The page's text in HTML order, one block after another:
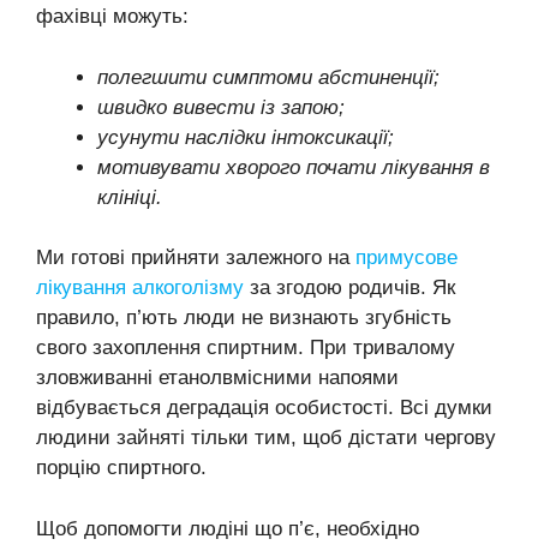
фахівці можуть:
полегшити симптоми абстиненції;
швидко вивести із запою;
усунути наслідки інтоксикації;
мотивувати хворого почати лікування в
клініці.
Ми готові прийняти залежного на примусове
лікування алкоголізму за згодою родичів. Як
правило, п’ють люди не визнають згубність
свого захоплення спиртним. При тривалому
зловживанні етанолвмісними напоями
відбувається деградація особистості. Всі думки
людини зайняті тільки тим, щоб дістати чергову
порцію спиртного.
Щоб допомогти людіні що п’є, необхідно